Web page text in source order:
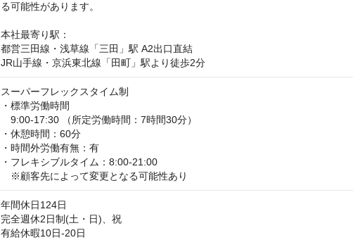
る可能性があります。
本社最寄り駅：
都営三田線・浅草線「三田」駅 A2出口直結
JR山手線・京浜東北線「田町」駅より徒歩2分
スーパーフレックスタイム制
・標準労働時間
9:00-17:30 （所定労働時間：7時間30分）
・休憩時間：60分
・時間外労働有無：有
・フレキシブルタイム：8:00-21:00
※顧客先によって変更となる可能性あり
年間休日124日
完全週休2日制(土・日)、祝
有給休暇10日-20日